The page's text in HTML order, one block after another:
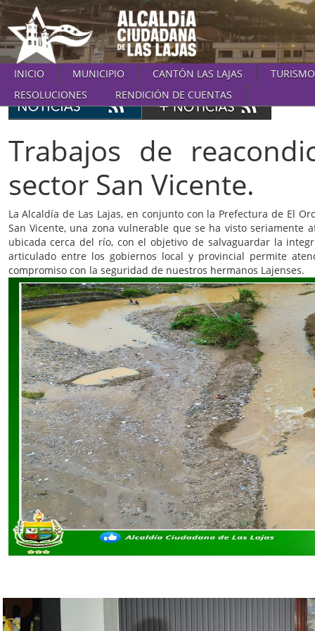
INICIO MUNICIPIO CANTÓN LAS LAJAS
TURISMO
RESOLUCIONES
RENDICIÓN DE CUENTAS
Trabajos de
sector San Vicente.
La Alcaldía de Las Lajas, en conjunto con la Prefectura de El
San Vicente, una zona vulnerable que se ha visto
ubicada cerca del río, con el objetivo de salvaguardar la
articulado entre los gobiernos local y provincial permite
compromiso con la seguridad de nuestros hermanos Lajenses.